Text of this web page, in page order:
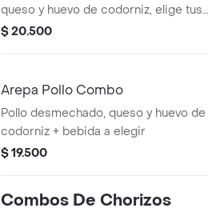
queso y huevo de codorniz, elige tus
extras.
$ 20.500
Arepa Pollo Combo
Pollo desmechado, queso y huevo de
codorniz + bebida a elegir
$ 19.500
Combos De Chorizos